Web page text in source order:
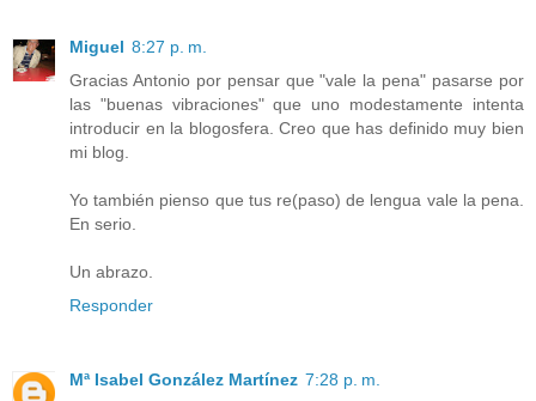
Miguel 8:27 p. m.
Gracias Antonio por pensar que "vale la pena" pasarse por
las "buenas vibraciones" que uno modestamente intenta
introducir en la blogosfera. Creo que has definido muy bien
mi blog.
Yo también pienso que tus re(paso) de lengua vale la pena.
En serio.
Un abrazo.
Responder
Mª Isabel González Martínez 7:28 p. m.